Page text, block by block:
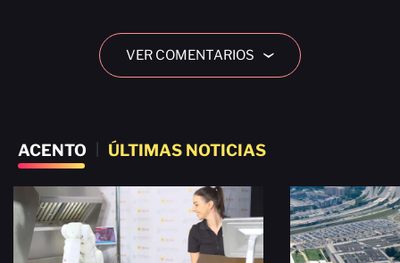
VER COMENTARIOS ›
ACENTO ÚLTIMAS NOTICIAS